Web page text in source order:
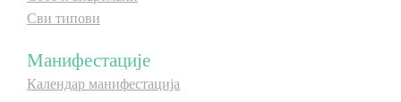
Сви типови
Манифестације
Календар манифестација